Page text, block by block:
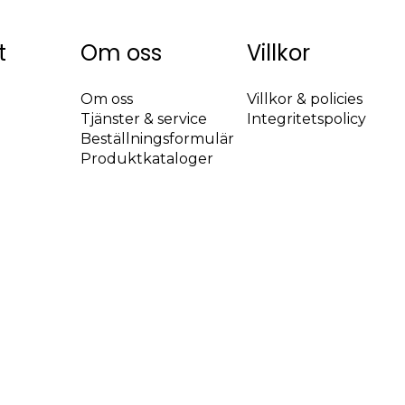
Om oss
Om oss
Tjänster & service
Beställningsformulär
Produktkataloger
Villkor
Villkor & policies
Integritetspolicy